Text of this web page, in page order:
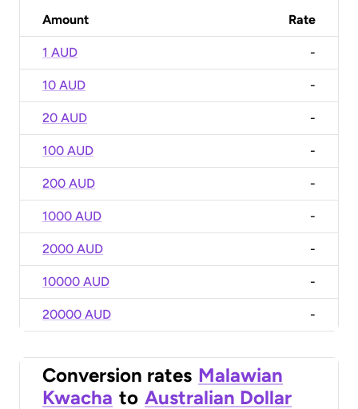
Amount Rate
1 AUD -
10 AUD -
20 AUD -
100 AUD -
200 AUD -
1000 AUD -
2000 AUD -
10000 AUD -
20000 AUD -
Conversion rates Malawian
Kwacha to Australian Dollar